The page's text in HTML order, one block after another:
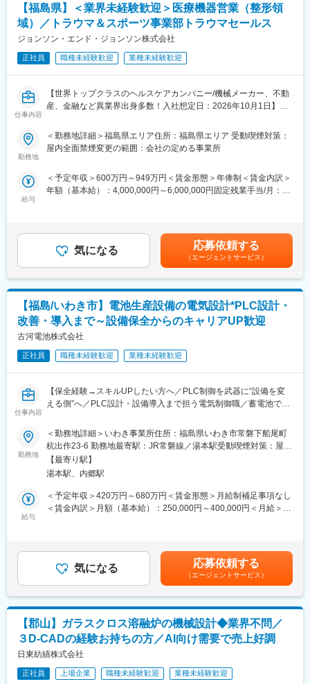
◎当社製品はインフラ工事に用いられるような大型のコンクリー
ト製品(下水道、地下道で利用されるボックスカルバートや盛土の
側面が崩れるのを防ぐためのコンクリートの壁(擁壁))等を取り扱
っております。製品はオーダーメイドのため、顧客の要望をヒア
リングし実現できるよう柔軟に提案していきます。
・社内外との打ち合わせ
入社後は開発担当者と一緒に試作品づくりからスタートします。
レシピの再現や試作を通じて商品開発の基礎を学び、徐々に改良
未経験から商品開発担当を目指せる育成前提の採用です。
「料理を作るのが好き」「レシピを考えるのが好き」という方に
最適な環境です。パティシエや飲食店、給食施設などで培った経
す。
栄養士・管理栄養士、食品系学科や調理系専門学校で学んだ知識
は大きな強みになります。味や品質、食材への理解を活かしなが
当社の強みは桃を中心とした国産果実の加工技術です。生産者と
のつながりを大切にしながら、地域の恵みを活かした商品開発に
取り組んでいます。農業高校出身者にとっても、学んだ知識を地
■当社について：
当社は1941年設立の食品メーカーとして、80年以上にわたり果実
加工事業を展開しています。桃をはじめとする国産果実加工で高
い実績を持ち、缶詰だけでなくレトルトパウチや新ブランド商品
の開発にも注力しています。幅広い製品を手掛け、今後も新技術
の活用や海外展開を視野に成長を続けています。確かな技術力と
安定基盤のもと、未経験から商品開発のプロを目指せる環境で
す。
変更の範囲：会社の定める業務
【福島県】＜業界未経験歓迎＞医療機器営業（整形領
域）／トラウマ＆スポーツ事業部トラウマセールス
ジョンソン・エンド・ジョンソン株式会社
正社員 職種未経験歓迎 業種未経験歓迎
仕事内容
【世界トップクラスのヘルスケアカンパニー/機械メーカー、不動
産、金融など異業界出身多数！入社想定日：2026年10月1日】
担当エリアの病院（主に医師）に対し、当社にて扱っている製品
を提案していただきます。医師のニーズを掘り下げた上で解決に
最適なソリューションを提案する、コンサルティングのような営
＜具体的な業務内容＞
・担当する製品の提案、技術サポート（手術の立会いあり）
・各種学会への参加
■事業部について：
オーソペディックス事業本部は、整形領域で使用されるインプラ
ント製品を取り扱っています。今回採用するのはトラウマ／スポ
ーツビジネスの営業職を募集しております。
トラウマビジネスは、四肢の外傷製品を取り扱い、歴史的にマー
ケットリーダーを維持し、そして今後も新製品の導入を継続的に
計画しています。
圧倒的な製品ポートフォリオとセールスカバレッジにより、更な
るシェアアップと共に他社の追随を許さないポジションを目指し
腱板断裂修復術などに用いるスーチャーアンカーを世界て初めて
発売。国内においても最初に生体内吸収性の製品を導入し、金属
対応する多様なラインナップをそろえています。
■研修・教育：
業界・企業・製品理解のため、東京本社で1～2か月の初期研修を
実施。実機に触れて基礎を習得後配属。配属後もOJTやeラーニン
グで未経験者も成長可能な体制です。基礎重視で安心して学べる
環境。
■留意事項：
ることを前提に、18～24ヶ月以内に完了する見込みです。本ポジ
ションはセパレーション完了後、DePuy Synthes の従業員として
雇用される予定であり、同社の雇用体系・プログラム・ポリシ
変更の範囲：会社の定める業務
勤務地
＜勤務地詳細＞福島県エリア住所：福島県エリア 受動喫煙対策：
屋内全面禁煙変更の範囲：会社の定める事業所
給与
＜予定年収＞600万円～949万円＜賃金形態＞年俸制＜賃金内訳＞
年額（基本給）：4,000,000円～6,000,000円固定残業手当/月：
補足＞※ご経験やスキルを考慮し決定いたします。※上記年収はイ
ンセンティブを含む金額です。賃金はあくまでも目安の金額であ
り、選考を通じて上下する可能性があります。月給(月額)は固定手
当を含めた表記です。
気になる 応募依頼する
（エージェントサービス）
【福島/いわき市】電池生産設備の電気設計*PLC設計・
改善・導入まで～設備保全からのキャリアUP歓迎
古河電池株式会社
正社員 職種未経験歓迎 業種未経験歓迎
仕事内容
【保全経験→スキルUPしたい方へ／PLC制御を武器に“設備を変
える側”へ／PLC設計・設備導入まで担う電気制御職／蓄電池で社
時間程度・年休127日】
■業務内容：工場内の生産設備およびインフラ設備を対象に、故障
低減と生産性向上を目的とした保全・改善業務を担当します。具
体的には、リレー・PLC制御（オムロン、三菱、海外製）による
ラダー変更や設計を伴う設備改造、老朽設備の後継更新、故障発
生時の修理および改善対応を実施。加えて、産業用ロボットやサ
ーボモーター、電動シリンダー（安川・IAI・YAMAHA等）を搭載
検討から設計・制作までを一貫して担います。現場での不具合原
因の特定から再発防止施策までをつなぎ、関係部署と連携しなが
ら設備の安定稼働と生産性向上を実現することが期待役割です。
横断的に高められます。現場での改善提案が反映されやすく、継
続的な改善を積み重ねることで成果を実感できる環境です。ま
た、自動車や産業インフラを支える蓄電池の生産に関わること
勤務地
＜勤務地詳細＞いわき事業所住所：福島県いわき市常磐下船尾町
杭出作23-6 勤務地最寄駅：JR常磐線／湯本駅受動喫煙対策：屋内
全面禁煙変更の範囲：会社の定める事業所
【最寄り駅】
湯本駅、内郷駅
給与
＜予定年収＞420万円～680万円＜賃金形態＞月給制補足事項なし
＜賃金内訳＞月額（基本給）：250,000円～400,000円＜月給＞
はあくまでも目安の金額であり、選考を通じて上下する可能性が
あります。月給(月額)は固定手当を含めた表記です。
気になる 応募依頼する
（エージェントサービス）
【郡山】ガラスクロス溶融炉の機械設計◆業界不問／
３D-CADの経験お持ちの方／AI向け需要で売上好調
日東紡績株式会社
正社員 上場企業 職種未経験歓迎 業種未経験歓迎